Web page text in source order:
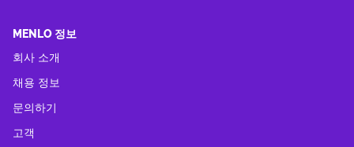
MENLO 정보
회사 소개
채용 정보
문의하기
고객